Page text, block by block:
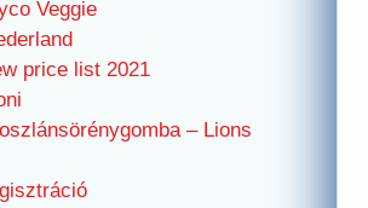
Veggie
price list 2021
– Lions